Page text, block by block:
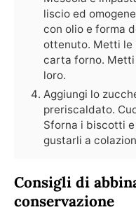
liscio ed
con olio e forma
ottenuto. Metti le
carta forno.
loro.
Aggiungi lo
preriscaldato.
Sforna i biscotti
gustarli a
Consigli di
conservazione